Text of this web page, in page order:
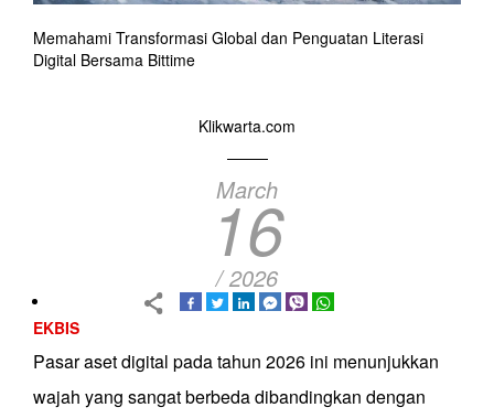
Memahami Transformasi Global dan Penguatan Literasi
Digital Bersama Bittime
Klikwarta.com
March
16
/ 2026
EKBIS
Pasar aset digital pada tahun 2026 ini menunjukkan
wajah yang sangat berbeda dibandingkan dengan